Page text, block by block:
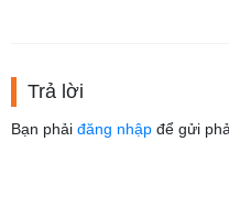
Trả lời
Bạn phải đăng nhập để gửi